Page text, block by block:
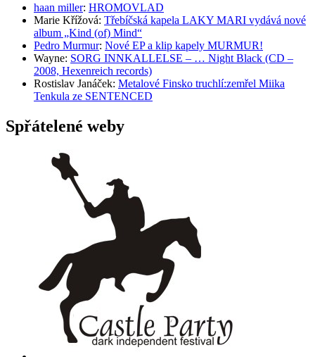
haan miller: HROMOVLAD
Marie Křížová: Třebíčská kapela LAKY MARI vydává nové
album „Kind (of) Mind“
Pedro Murmur: Nové EP a klip kapely MURMUR!
Wayne: SORG INNKALLELSE – … Night Black (CD –
2008, Hexenreich records)
Rostislav Janáček: Metalové Finsko truchlí:zemřel Miika
Tenkula ze SENTENCED
Spřátelené weby